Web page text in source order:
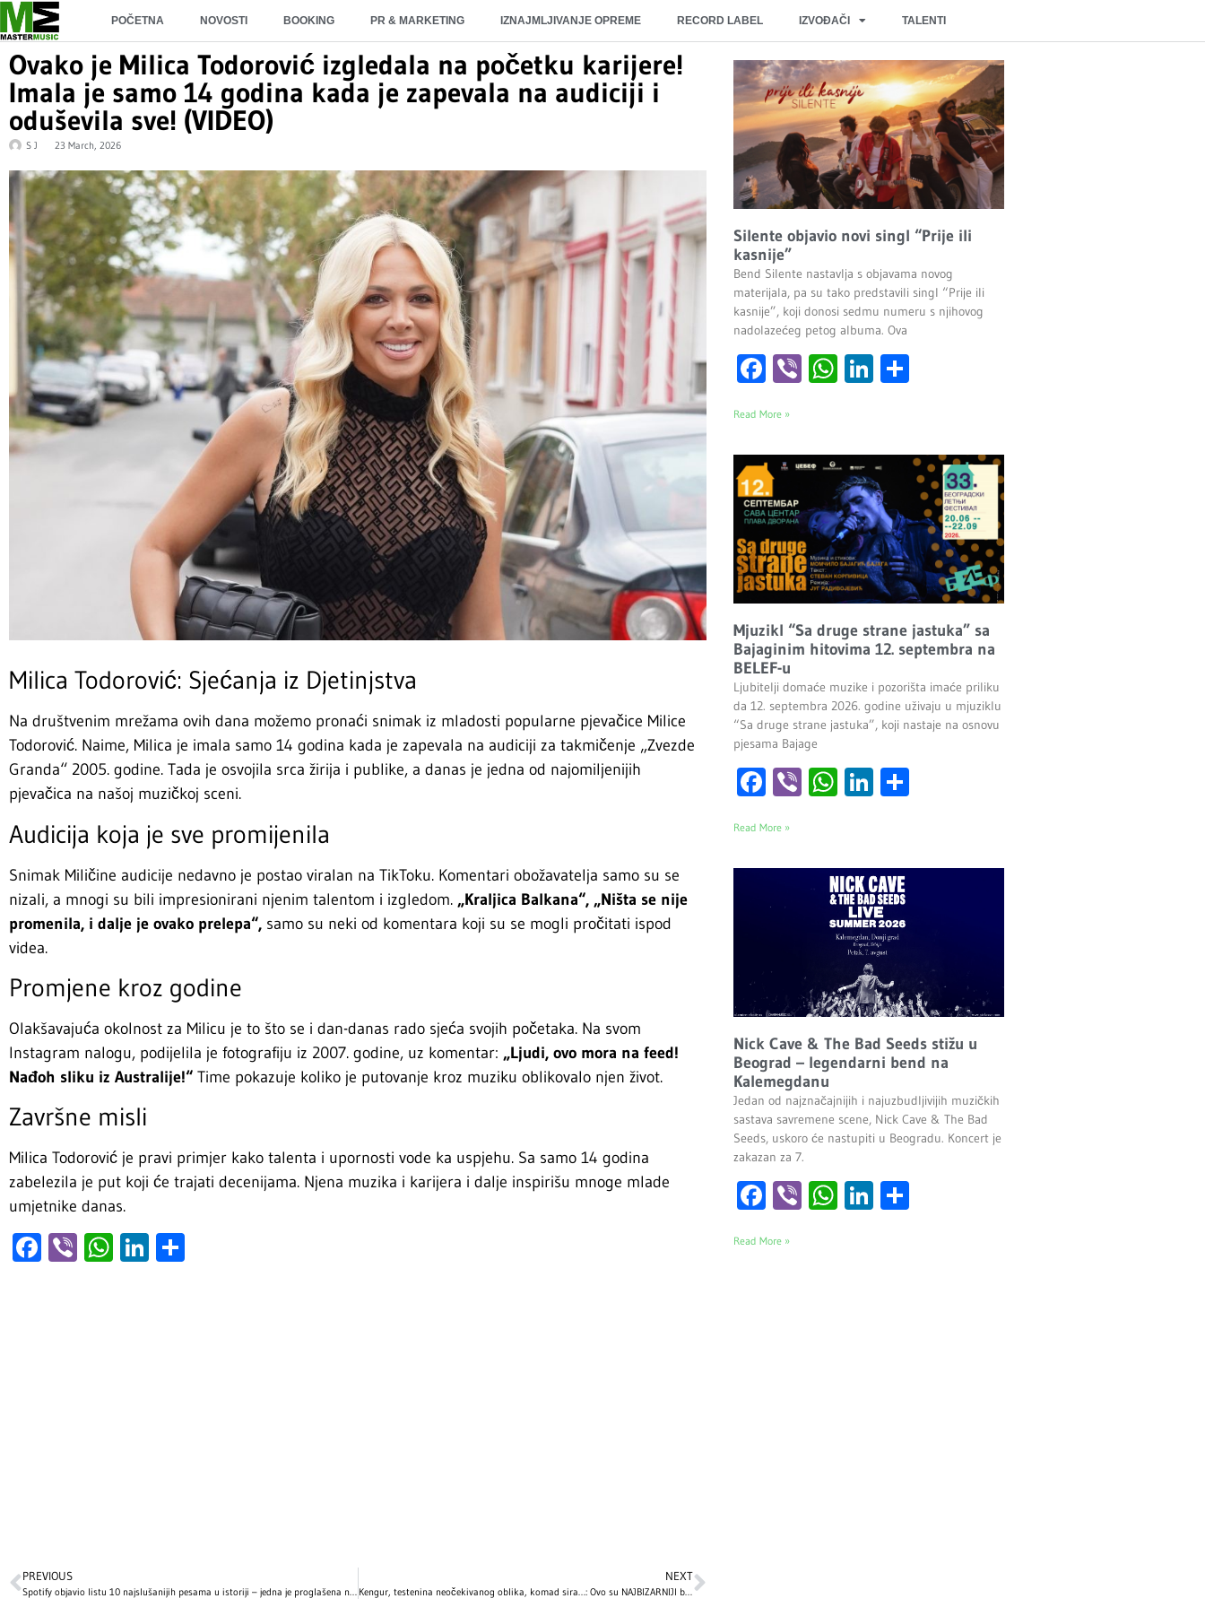
POČETNA NOVOSTI BOOKING PR & MARKETING IZNAJMLJIVANJE OPREME RECORD LABEL IZVOĐAČI TALENTI
Ovako je Milica Todorović izgledala na početku karijere!
Imala je samo 14 godina kada je zapevala na audiciji i
oduševila sve! (VIDEO)
S J 23 March, 2026
Milica Todorović: Sjećanja iz Djetinjstva
Na društvenim mrežama ovih dana možemo pronaći snimak iz mladosti popularne pjevačice Milice
Todorović. Naime, Milica je imala samo 14 godina kada je zapevala na audiciji za takmičenje „Zvezde
Granda“ 2005. godine. Tada je osvojila srca žirija i publike, a danas je jedna od najomiljenijih
pjevačica na našoj muzičkoj sceni.
Audicija koja je sve promijenila
Snimak Miličine audicije nedavno je postao viralan na TikToku. Komentari obožavatelja samo su se
nizali, a mnogi su bili impresionirani njenim talentom i izgledom. „Kraljica Balkana“, „Ništa se nije
promenila, i dalje je ovako prelepa“, samo su neki od komentara koji su se mogli pročitati ispod
videa.
Promjene kroz godine
Olakšavajuća okolnost za Milicu je to što se i dan-danas rado sjeća svojih početaka. Na svom
Instagram nalogu, podijelila je fotografiju iz 2007. godine, uz komentar: „Ljudi, ovo mora na feed!
Nađoh sliku iz Australije!“ Time pokazuje koliko je putovanje kroz muziku oblikovalo njen život.
Završne misli
Milica Todorović je pravi primjer kako talenta i upornosti vode ka uspjehu. Sa samo 14 godina
zabelezila je put koji će trajati decenijama. Njena muzika i karijera i dalje inspirišu mnoge mlade
umjetnike danas.
Facebook
ViberWhatsApp
LinkedIn
PREVIOUS
Spotify objavio listu 10 najslušanijih pesama u istoriji – jedna je proglašena najboljom pesmom svih vremena!
NEXT
Kengur, testenina neočekivanog oblika, komad sira…: Ovo su NAJBIZARNIJI božićni pokloni slavnih, a 1 je posebno zapanjujuć!
Silente objavio novi singl “Prije ili
kasnije”
Bend Silente nastavlja s objavama novog
materijala, pa su tako predstavili singl “Prije ili
kasnije”, koji donosi sedmu numeru s njihovog
nadolazećeg petog albuma. Ova
Facebook
ViberWhatsApp
LinkedIn
Read More »
Mjuzikl “Sa druge strane jastuka” sa
Bajaginim hitovima 12. septembra na
BELEF-u
Ljubitelji domaće muzike i pozorišta imaće priliku
da 12. septembra 2026. godine uživaju u mjuziklu
“Sa druge strane jastuka”, koji nastaje na osnovu
pjesama Bajage
Facebook
ViberWhatsApp
LinkedIn
Read More »
Nick Cave & The Bad Seeds stižu u
Beograd – legendarni bend na
Kalemegdanu
Jedan od najznačajnijih i najuzbudljivijih muzičkih
sastava savremene scene, Nick Cave & The Bad
Seeds, uskoro će nastupiti u Beogradu. Koncert je
zakazan za 7.
Facebook
ViberWhatsApp
LinkedIn
Read More »